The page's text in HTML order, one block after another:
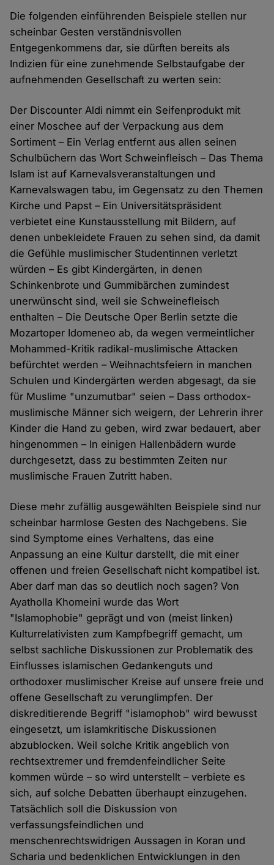
Die folgenden einführenden Beispiele stellen nur
scheinbar Gesten verständnisvollen
Entgegenkommens dar, sie dürften bereits als
Indizien für eine zunehmende Selbstaufgabe der
aufnehmenden Gesellschaft zu werten sein:
Der Discounter Aldi nimmt ein Seifenprodukt mit
einer Moschee auf der Verpackung aus dem
Sortiment – Ein Verlag entfernt aus allen seinen
Schulbüchern das Wort Schweinfleisch – Das Thema
Islam ist auf Karnevalsveranstaltungen und
Karnevalswagen tabu, im Gegensatz zu den Themen
Kirche und Papst – Ein Universitätspräsident
verbietet eine Kunstausstellung mit Bildern, auf
denen unbekleidete Frauen zu sehen sind, da damit
die Gefühle muslimischer Studentinnen verletzt
würden – Es gibt Kindergärten, in denen
Schinkenbrote und Gummibärchen zumindest
unerwünscht sind, weil sie Schweinefleisch
enthalten – Die Deutsche Oper Berlin setzte die
Mozartoper Idomeneo ab, da wegen vermeintlicher
Mohammed-Kritik radikal-muslimische Attacken
befürchtet werden – Weihnachtsfeiern in manchen
Schulen und Kindergärten werden abgesagt, da sie
für Muslime "unzumutbar" seien – Dass orthodox-
muslimische Männer sich weigern, der Lehrerin ihrer
Kinder die Hand zu geben, wird zwar bedauert, aber
hingenommen – In einigen Hallenbädern wurde
durchgesetzt, dass zu bestimmten Zeiten nur
muslimische Frauen Zutritt haben.
Diese mehr zufällig ausgewählten Beispiele sind nur
scheinbar harmlose Gesten des Nachgebens. Sie
sind Symptome eines Verhaltens, das eine
Anpassung an eine Kultur darstellt, die mit einer
offenen und freien Gesellschaft nicht kompatibel ist.
Aber darf man das so deutlich noch sagen? Von
Ayatholla Khomeini wurde das Wort
"Islamophobie" geprägt und von (meist linken)
Kulturrelativisten zum Kampfbegriff gemacht, um
selbst sachliche Diskussionen zur Problematik des
Einflusses islamischen Gedankenguts und
orthodoxer muslimischer Kreise auf unsere freie und
offene Gesellschaft zu verunglimpfen. Der
diskreditierende Begriff "islamophob" wird bewusst
eingesetzt, um islamkritische Diskussionen
abzublocken. Weil solche Kritik angeblich von
rechtsextremer und fremdenfeindlicher Seite
kommen würde – so wird unterstellt – verbiete es
sich, auf solche Debatten überhaupt einzugehen.
Tatsächlich soll die Diskussion von
verfassungsfeindlichen und
menschenrechtswidrigen Aussagen in Koran und
Scharia und bedenklichen Entwicklungen in den